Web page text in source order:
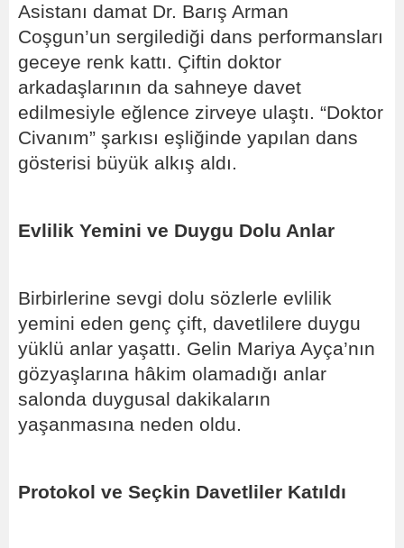
Asistanı damat Dr. Barış Arman
Coşgun’un sergilediği dans performansları
geceye renk kattı. Çiftin doktor
arkadaşlarının da sahneye davet
edilmesiyle eğlence zirveye ulaştı. “Doktor
Civanım” şarkısı eşliğinde yapılan dans
gösterisi büyük alkış aldı.
Evlilik Yemini ve Duygu Dolu Anlar
Birbirlerine sevgi dolu sözlerle evlilik
yemini eden genç çift, davetlilere duygu
yüklü anlar yaşattı. Gelin Mariya Ayça’nın
gözyaşlarına hâkim olamadığı anlar
salonda duygusal dakikaların
yaşanmasına neden oldu.
Protokol ve Seçkin Davetliler Katıldı